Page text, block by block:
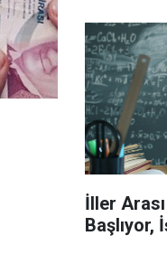
İller
Başlıyor,